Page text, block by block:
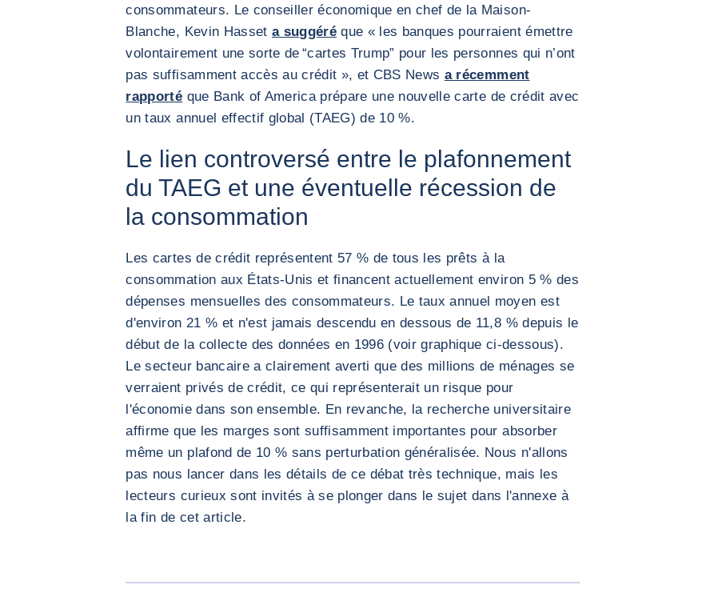
consommateurs. Le conseiller économique en chef de la Maison-
Blanche, Kevin Hasset a suggéré que « les banques pourraient émettre
volontairement une sorte de “cartes Trump” pour les personnes qui n’ont
pas suffisamment accès au crédit », et CBS News a récemment
rapporté que Bank of America prépare une nouvelle carte de crédit avec
un taux annuel effectif global (TAEG) de 10 %.
Le lien controversé entre le plafonnement
du TAEG et une éventuelle récession de
la consommation
Les cartes de crédit représentent 57 % de tous les prêts à la
consommation aux États-Unis et financent actuellement environ 5 % des
dépenses mensuelles des consommateurs. Le taux annuel moyen est
d'environ 21 % et n'est jamais descendu en dessous de 11,8 % depuis le
début de la collecte des données en 1996 (voir graphique ci-dessous).
Le secteur bancaire a clairement averti que des millions de ménages se
verraient privés de crédit, ce qui représenterait un risque pour
l'économie dans son ensemble. En revanche, la recherche universitaire
affirme que les marges sont suffisamment importantes pour absorber
même un plafond de 10 % sans perturbation généralisée. Nous n'allons
pas nous lancer dans les détails de ce débat très technique, mais les
lecteurs curieux sont invités à se plonger dans le sujet dans l'annexe à
la fin de cet article.